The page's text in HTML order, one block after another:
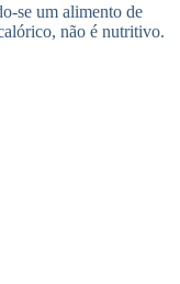
se um alimento de
não é nutritivo.